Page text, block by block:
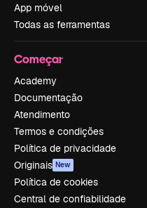
App móvel
Todas as ferramentas
Começar
Academy
Documentação
Atendimento
Termos e condições
Política de privacidade
Originais New
Política de cookies
Central de confiabilidade